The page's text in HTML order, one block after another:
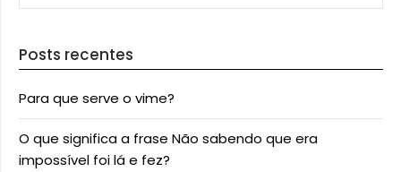
Posts recentes
Para que serve o vime?
O que significa a frase Não sabendo que era
impossível foi lá e fez?